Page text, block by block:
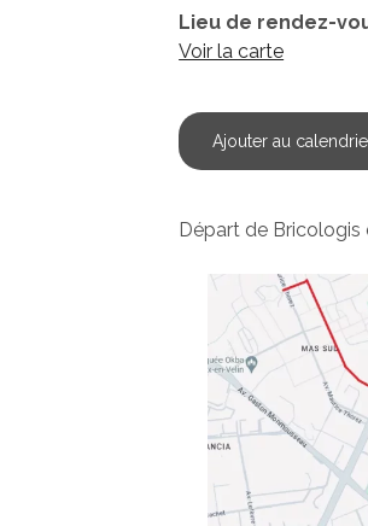
Lieu de rendez-
Voir la carte
Ajouter au
Départ de Bricologis